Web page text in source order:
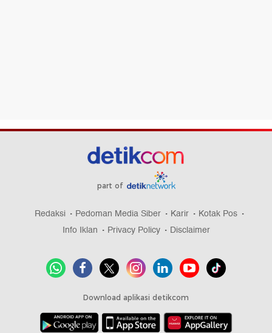
part of
Redaksi Pedoman Media Siber Karir
Kotak Pos
Info Iklan
Privacy Policy Disclaimer
Download aplikasi detikcom